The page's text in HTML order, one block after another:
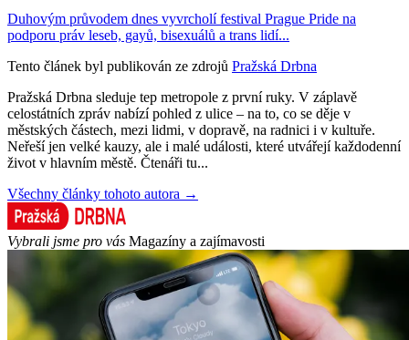
Duhovým průvodem dnes vyvrcholí festival Prague Pride na
podporu práv leseb, gayů, bisexuálů a trans lidí...
Tento článek byl publikován ze zdrojů Pražská Drbna
Pražská Drbna sleduje tep metropole z první ruky. V záplavě
celostátních zpráv nabízí pohled z ulice – na to, co se děje v
městských částech, mezi lidmi, v dopravě, na radnici i v kultuře.
Neřeší jen velké kauzy, ale i malé události, které utvářejí každodenní
život v hlavním městě. Čtenáři tu...
Všechny články tohoto autora →
Vybrali jsme pro vás Magazíny a zajímavosti